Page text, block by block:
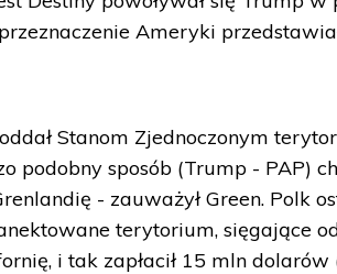
Ameryki
Stanom Zjednoczonym
podobny sposób (Trump - PAP)
- zauważył Green. Polk
terytorium, sięgające
i tak zapłacił 15 mln